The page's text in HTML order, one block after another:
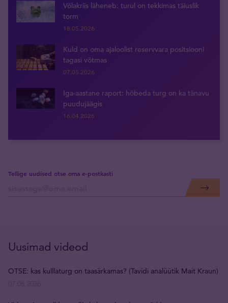
Võlakriis läheneb: turul on tekkimas täiuslik
torm
18.05.2026
Kuld on oma ajaloolist reservvara positsiooni
tagasi võtmas
07.05.2026
Iga-aastane raport: hõbeda turg on ka tänavu
puudujäägis
16.04.2026
Tellige uudised otse oma e-postkasti
Uusimad videod
OTSE: kas kulllaturg on taasärkamas? (Tavidi analüütik Mait Kraun)